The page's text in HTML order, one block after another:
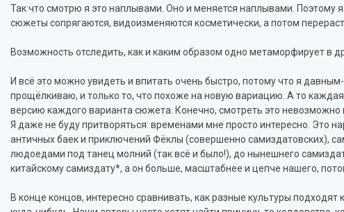
Так что смотрю я это наплывами. Оно и меняется наплывами.
сюжеты сопрягаются, видоизменяются косметически, а потом
Возможность отследить, как и каким образом одно метаморфирует в
И всё это можно увидеть и впитать очень быстро, потому что я
прощёлкиваю, и только то, что похоже на новую вариацию. А то
версию каждого варианта сюжета. Конечно, смотреть это невозможно
Я даже не буду притворяться: временами мне просто интересно. Это
античных баек и приключений Фёклы (совершенно самиздатовских),
людоедами под танец молний (так всё и было!), до нынешнего
китайскому самиздату*, а он больше, масштабнее и цепче нашего,
В конце концов, интересно сравнивать, как разные культуры